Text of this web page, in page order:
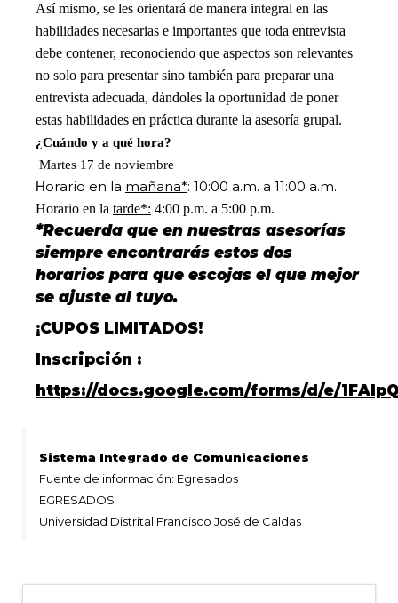
Así mismo, se les orientará de manera integral en las
habilidades necesarias e importantes que toda entrevista
debe contener, reconociendo que aspectos son relevantes
no solo para presentar sino también para preparar una
entrevista adecuada, dándoles la oportunidad de poner
estas habilidades en práctica durante la asesoría grupal.
¿Cuándo y a qué hora?
Martes 17 de noviembre
Horario en la mañana*: 10:00 a.m. a 11:00 a.m.
Horario en la tarde*: 4:00 p.m. a 5:00 p.m.
*Recuerda que en nuestras asesorías
siempre encontrarás estos dos
horarios para que escojas el que mejor
se ajuste al tuyo.
¡CUPOS LIMITADOS!
Inscripción :
https://docs.google.com/forms/d/e/
Sistema Integrado de Comunicaciones
Fuente de información: Egresados
EGRESADOS
Universidad Distrital Francisco José de Caldas